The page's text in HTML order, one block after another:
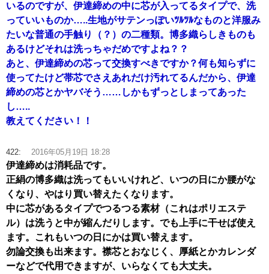
いるのですが、伊達締めの中に芯が入ってるタイプで、洗
っていいものか…..生地がサテンっぽいﾂﾙﾂﾙなものと洋服み
たいな普通の手触り（？）の二種類。博多織らしきものも
あるけどそれは洗っちゃだめですよね？？
あと、伊達締めの芯って交換すべきですか？何も知らずに
使ってたけど帯芯でさえあれだけ汚れてるんだから、伊達
締めの芯とかヤバそう……しかもずっとしまってあった
し…..
教えてください！！
422: 2016年05月19日 18:28
伊達締めは消耗品です。
正絹の博多織は洗ってもいいけれど、いつの日にか腰がな
くなり、やはり買い替えたくなります。
中に芯があるタイプでつるつる素材（これはポリエステ
ル）は洗うと中が縮んだりします。でも上手に干せば使え
ます。これもいつの日にかは買い替えます。
勿論交換も出来ます。襟芯とおなじく、厚紙とかカレンダ
ーなどで代用できますが、いらなくても大丈夫。